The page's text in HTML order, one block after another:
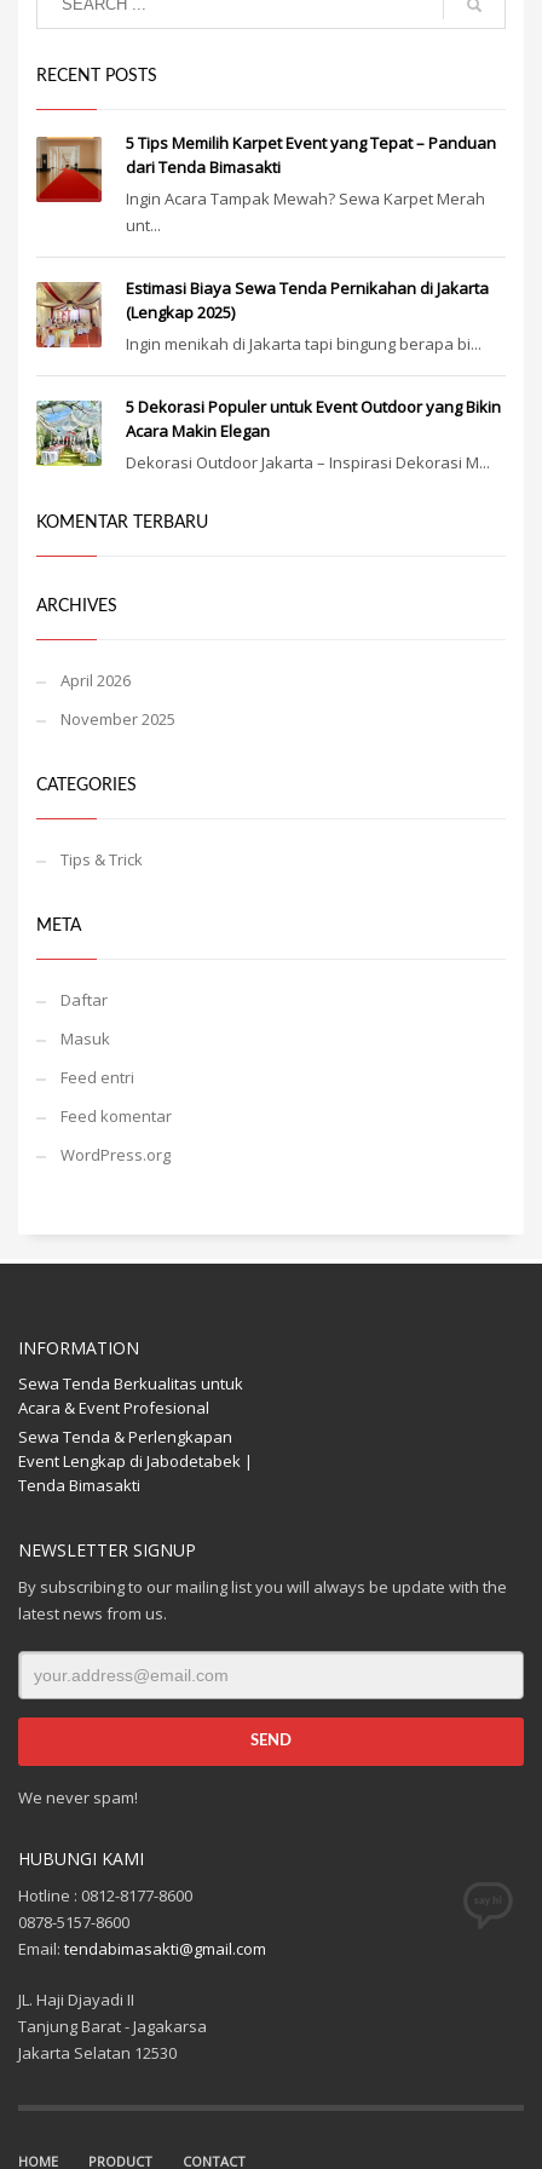
RECENT POSTS
5 Tips Memilih Karpet Event yang Tepat – Panduan
dari Tenda Bimasakti
Ingin Acara Tampak Mewah? Sewa Karpet Merah
unt...
Estimasi Biaya Sewa Tenda Pernikahan di Jakarta
(Lengkap 2025)
Ingin menikah di Jakarta tapi bingung berapa bi...
5 Dekorasi Populer untuk Event Outdoor yang Bikin
Acara Makin Elegan
Dekorasi Outdoor Jakarta – Inspirasi Dekorasi M...
KOMENTAR TERBARU
ARCHIVES
April 2026
November 2025
CATEGORIES
Tips & Trick
META
Daftar
Masuk
Feed entri
Feed komentar
WordPress.org
INFORMATION
Sewa Tenda Berkualitas untuk
Acara & Event Profesional
Sewa Tenda & Perlengkapan
Event Lengkap di Jabodetabek |
Tenda Bimasakti
NEWSLETTER SIGNUP
By subscribing to our mailing list you will always be update with the
latest news from us.
We never spam!
HUBUNGI KAMI
Hotline : 0812-8177-8600
0878-5157-8600
Email: tendabimasakti@gmail.com
JL. Haji Djayadi II
Tanjung Barat - Jagakarsa
Jakarta Selatan 12530
HOME PRODUCT CONTACT